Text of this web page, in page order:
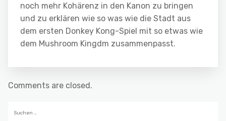
noch mehr Kohärenz in den Kanon zu bringen
und zu erklären wie so was wie die Stadt aus
dem ersten Donkey Kong-Spiel mit so etwas wie
dem Mushroom Kingdm zusammenpasst.
Comments are closed.